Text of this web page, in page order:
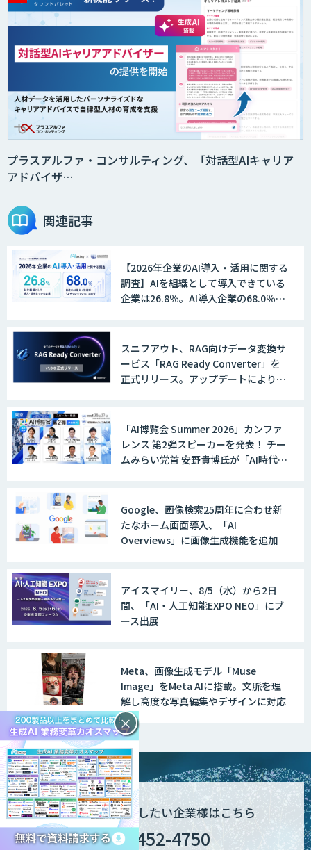
プラスアルファ・コンサルティング、「対話型AIキャリア
アドバイザ…
関連記事
【2026年企業のAI導入・活用に関する
調査】AIを組織として導入できている
企業は26.8％。AI導入企業の68.0％
スニフアウト、RAG向けデータ変換サ
ービス「RAG Ready Converter」を
正式リリース。アップデートにより変
「AI博覧会 Summer 2026」カンファ
レンス 第2弾スピーカーを発表！ チー
ムみらい党首 安野貴博氏が「AI時代の
事例も公開
Google、画像検索25周年に合わせ新
たなホーム画面導入、「AI
Overviews」に画像生成機能を追加
アイスマイリー、8/5（水）から2日
間、「AI・人工知能EXPO NEO」にブ
ース出展
Meta、画像生成モデル「Muse
Image」をMeta AIに搭載。文脈を理
解し高度な写真編集やデザインに対応
AI活用のご相談したい企業様はこちら
03-6452-4750
×